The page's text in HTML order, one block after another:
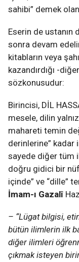
sahibi” demek
Eserin de ustanın
sonra devam
kitabların veya
kazandırdığı -
sözkonusudur:
Birincisi, DİL
mesele, dilin
mahareti temin
derinlerine” kadar
sayede diğer tüm
doğru gidici bir
içinde” ve “dille”
İmam-ı Gazalî
– “Lügat bilgisi,
bütün ilimlerin ilk
diğer ilimleri
çıkmak isteyen